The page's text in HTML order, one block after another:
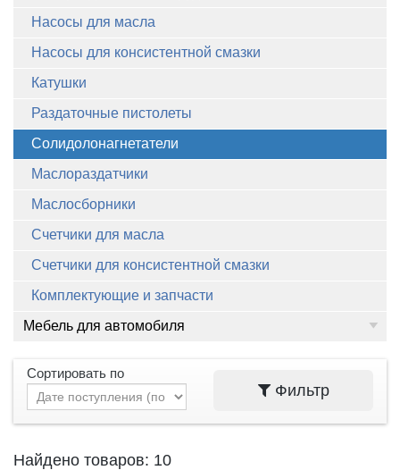
Насосы для масла
Насосы для консистентной смазки
Катушки
Раздаточные пистолеты
Солидолонагнетатели
Маслораздатчики
Маслосборники
Счетчики для масла
Счетчики для консистентной смазки
Комплектующие и запчасти
Мебель для автомобиля
Сортировать по
Фильтр
Найдено товаров: 10